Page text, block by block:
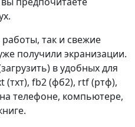
работы, так и свежие
получили экранизации.
в удобных для
(тхт), fb2 (фб2), rtf (ртф),
телефоне, компьютере,